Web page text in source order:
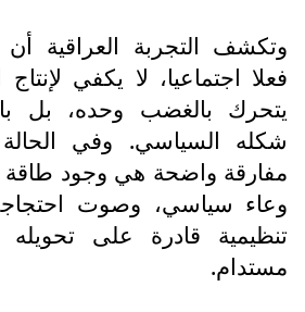
وتكشف التجربة العراقية أن
فعلا اجتماعيا، لا يكفي لإنتاج
يتحرك بالغضب وحده، بل
شكله السياسي. وفي الحالة
مفارقة واضحة هي وجود طاقة
وعاء سياسي، وصوت
تنظيمية قادرة على تحويله
مستدام.